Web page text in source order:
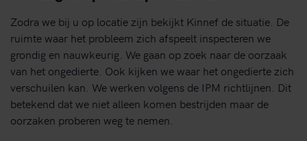
Zodra we bij u op locatie zijn bekijkt Kinnef de situatie. De
ruimte waar het probleem zich afspeelt inspecteren we
grondig en nauwkeurig. We gaan op zoek naar de oorzaak
van het ongedierte. Ook kijken we waar het ongedierte zich
verschuilen kan. We werken volgens de IPM richtlijnen. Dit
betekend dat we niet alleen komen bestrijden maar de
oorzaken proberen weg te nemen.